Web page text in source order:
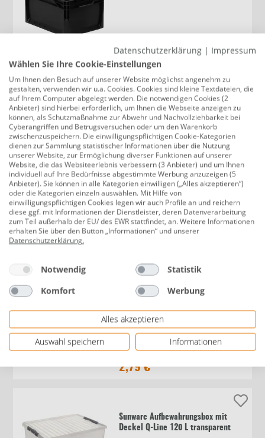
Surplus Systems Eurobox B 60 x 40 x
12 cm, 23,9 L, grau
10,79 €
Sunware Aufbewahrungsbox Q-Line
mit Deckel 40 x 60 cm 72 L
transparent
TrendLine Aufbewahrungsbox
Bettwäsche 54 x 45 cm
2,79 €
Sunware Aufbewahrungsbox mit
Deckel Q-Line 120 L transparent
Datenschutzerklärung | Impressum
Wählen Sie Ihre Cookie-Einstellungen
Um Ihnen den Besuch auf unserer Website möglichst angenehm zu
gestalten, verwenden wir u.a. Cookies. Cookies sind kleine Textdateien, die
auf Ihrem Computer abgelegt werden. Die notwendigen Cookies (2
Anbieter) sind hierbei erforderlich, um Ihnen die Webseite anzeigen zu
können, als Schutzmaßnahme zur Abwehr und Nachvollziehbarkeit bei
Cyberangriffen und Betrugsversuchen oder um den Warenkorb
zwischenzuspeichern. Die einwilligungspflichtigen Cookie-Kategorien
dienen zur Sammlung statistischer Informationen über die Nutzung
unserer Website, zur Ermöglichung diverser Funktionen auf unserer
Website, die das Websiteerlebnis verbessern (3 Anbieter) und um Ihnen
individuell auf Ihre Bedürfnisse abgestimmte Werbung anzuzeigen (5
Anbieter). Sie können in alle Kategorien einwilligen („Alles akzeptieren“)
oder die Kategorien einzeln auswählen. Mit Hilfe von
einwilligungspflichtigen Cookies legen wir auch Profile an und reichern
diese ggf. mit Informationen der Dienstleister, deren Datenverarbeitung
zum Teil außerhalb der EU/ des EWR stattfindet, an. Weitere Informationen
erhalten Sie über den Button „Informationen“ und unserer
Datenschutzerklärung.
Notwendig
Statistik
Komfort
Werbung
Alles akzeptieren
Auswahl speichern
Informationen